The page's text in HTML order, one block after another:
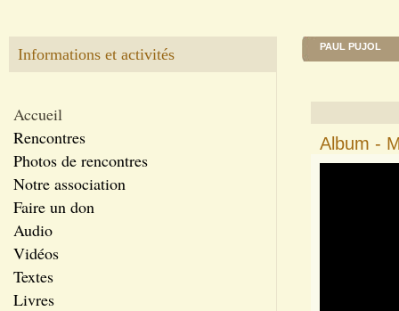
Informations et activités
Accueil
Rencontres
Photos de rencontres
Notre association
Faire un don
Audio
Vidéos
Textes
Livres
PAUL PUJOL
Album -